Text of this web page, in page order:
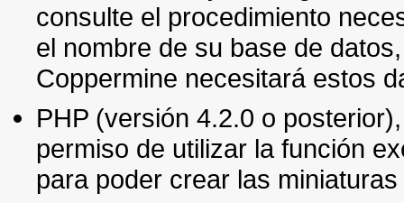
consulte el procedimiento
el nombre de su base de
Coppermine necesitará estos
PHP (versión 4.2.0 o
permiso de utilizar la función
para poder crear las